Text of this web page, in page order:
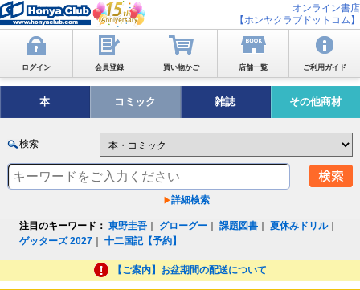
オンライン書店
【ホンヤクラブドットコム】
ログイン 会員登録 買い物かご 店舗一覧 ご利用ガイド
本 コミック 雑誌 その他商材
検索
詳細検索
注目のキーワード： 東野圭吾 グローグー ｜課題図書 ｜夏休みドリル｜
ゲッターズ 2027 ｜十二国記【予約】
【ご案内】お盆期間の配送について